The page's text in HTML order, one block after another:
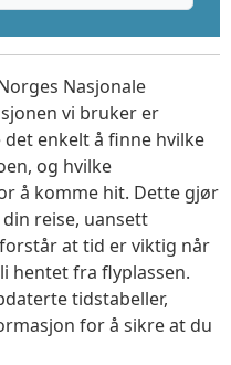
Nasjonale
vi bruker er
enkelt å finne hvilke
og hvilke
å komme hit. Dette gjør
reise, uansett
at tid er viktig når
hentet fra flyplassen.
tidstabeller,
for å sikre at du